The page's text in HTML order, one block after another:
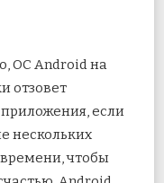
ОС Android на
отзовет
если
нескольких
времени, чтобы